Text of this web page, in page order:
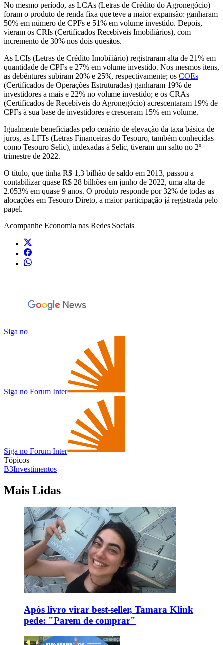
No mesmo período, as LCAs (Letras de Crédito do Agronegócio)
foram o produto de renda fixa que teve a maior expansão: ganharam
50% em número de CPFs e 51% em volume investido. Depois,
vieram os CRIs (Certificados Recebíveis Imobiliários), com
incremento de 30% nos dois quesitos.
As LCIs (Letras de Crédito Imobiliário) registraram alta de 21% em
quantidade de CPFs e 27% em volume investido. Nos mesmos itens,
as debêntures subiram 20% e 25%, respectivamente; os COEs
(Certificados de Operações Estruturadas) ganharam 19% de
investidores a mais e 22% no volume investido; e os CRAs
(Certificados de Recebíveis do Agronegócio) acrescentaram 19% de
CPFs à sua base de investidores e cresceram 15% em volume.
Igualmente beneficiadas pelo cenário de elevação da taxa básica de
juros, as LFTs (Letras Financeiras do Tesouro, também conhecidas
como Tesouro Selic), indexadas à Selic, tiveram um salto no 2º
trimestre de 2022.
O título, que tinha R$ 1,3 bilhão de saldo em 2013, passou a
contabilizar quase R$ 28 bilhões em junho de 2022, uma alta de
2.053% em quase 9 anos. O produto responde por 32% de todas as
alocações em Tesouro Direto, a maior participação já registrada pelo
papel.
Acompanhe Economia nas Redes Sociais
Siga no
Siga no Forum Inter
Siga no Forum Inter
Tópicos
B3Investimentos
Mais Lidas
Após livro virar best-seller, Tamara Klink
pede: "Parem de comprar"